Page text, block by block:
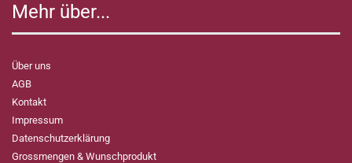
Mehr über...
Über uns
AGB
Kontakt
Impressum
Datenschutzerklärung
Grossmengen & Wunschprodukt